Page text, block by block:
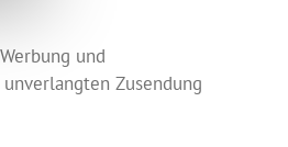
und
Zusendung